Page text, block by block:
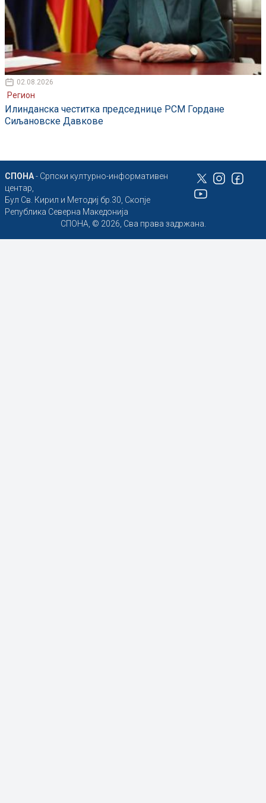
02.08.2026
Регион
Илинданска честитка председнице РСМ Гордане
Сиљановске Давкове
СПОНА- Српски културно-информативен
центар,
Бул Св. Кирил и Методиј бр.30, Скопје
Република Северна Македонија
СПОНА, © 2026, Сва права задржана.